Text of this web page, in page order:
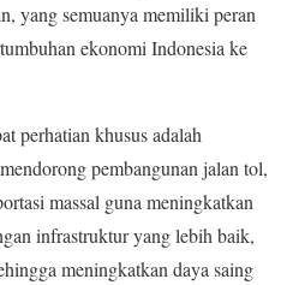
yang semuanya memiliki peran
ekonomi Indonesia ke
perhatian khusus adalah
pembangunan jalan tol,
massal guna meningkatkan
infrastruktur yang lebih baik,
meningkatkan daya saing